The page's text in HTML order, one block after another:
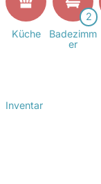
Küche
2
Badezimm
er
Inventar